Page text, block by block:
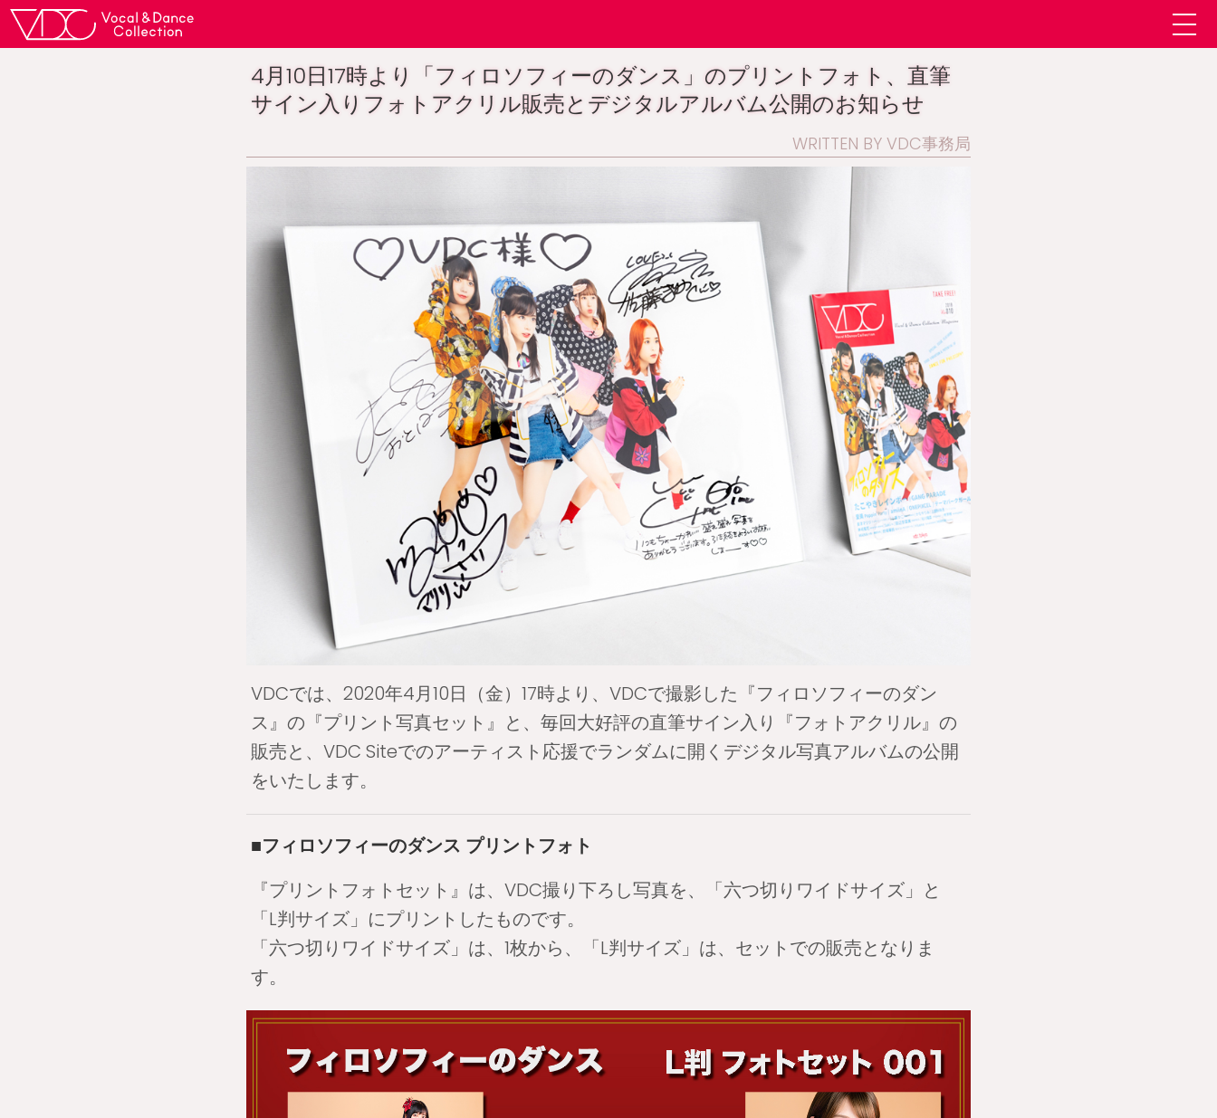
4月10日17時より「フィロソフィーのダンス」のプリントフォト、直筆
サイン入りフォトアクリル販売とデジタルアルバム公開のお知らせ
WRITTEN BY VDC事務局
VDCでは、2020年4月10日（金）17時より、VDCで撮影した『フィロソフィーのダン
ス』の『プリント写真セット』と、毎回大好評の直筆サイン入り『フォトアクリル』の
販売と、VDC Siteでのアーティスト応援でランダムに開くデジタル写真アルバムの公開
をいたします。
■フィロソフィーのダンス プリントフォト
『プリントフォトセット』は、VDC撮り下ろし写真を、「六つ切りワイドサイズ」と
「L判サイズ」にプリントしたものです。
「六つ切りワイドサイズ」は、1枚から、「L判サイズ」は、セットでの販売となりま
す。